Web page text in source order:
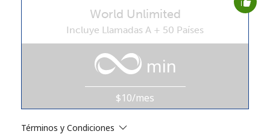
estosTérminos y condiciones.
World Unlimited
Incluye Llamadas A + 50 Países
min
$10/mes
Términos y Condiciones